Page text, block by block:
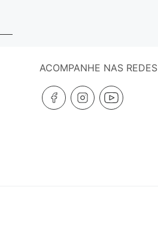
ACOMPANHE NAS REDES